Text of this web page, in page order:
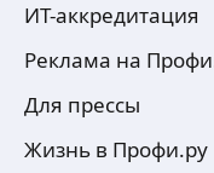
ИТ-аккредитация
Реклама на
Для прессы
Жизнь в Профи.ру